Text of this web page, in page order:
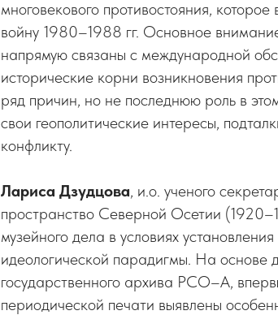
многовекового противостояния,
войну 1980–1988 гг. Основное
напрямую связаны с международной
исторические корни возникновения
ряд причин, но не последнюю роль в
свои геополитические интересы,
конфликту.
Лариса Дзудцова, и.о. ученого
пространство Северной Осетии
музейного дела в условиях
идеологической парадигмы. На основе
государственного архива РСО–А,
периодической печати выявлены